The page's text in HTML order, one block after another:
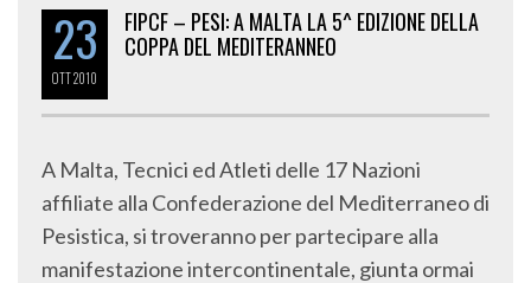
23
OTT2010
FIPCF – PESI: A MALTA LA 5^ EDIZIONE DELLA
COPPA DEL MEDITERANNEO
A Malta, Tecnici ed Atleti delle 17 Nazioni
affiliate alla Confederazione del Mediterraneo di
Pesistica, si troveranno per partecipare alla
manifestazione intercontinentale, giunta ormai